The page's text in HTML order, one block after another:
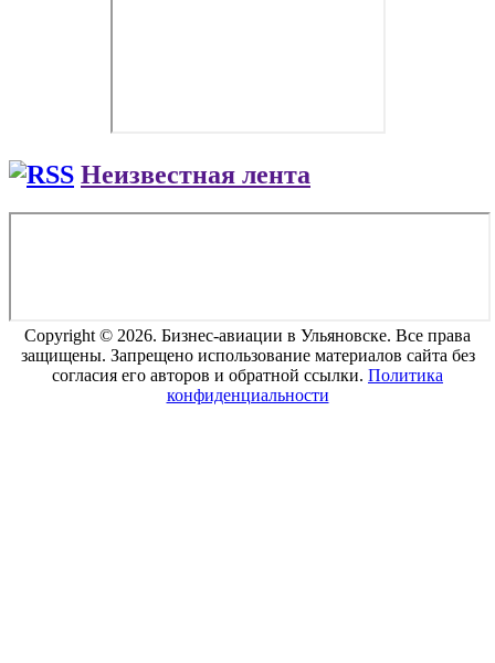
Неизвестная лента
Copyright © 2026. Бизнес-авиации в Ульяновске. Все права
защищены. Запрещено использование материалов сайта без
согласия его авторов и обратной ссылки. Политика
конфиденциальности